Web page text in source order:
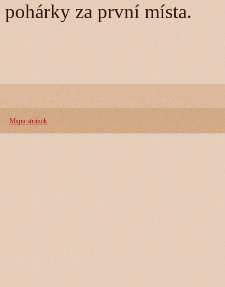
pohárky za první místa.
Mapa stránek